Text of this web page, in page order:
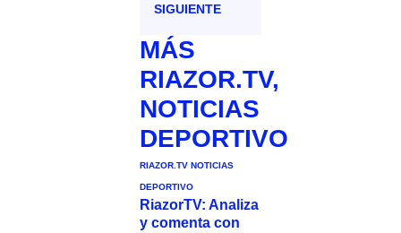
SIGUIENTE
MÁS
RIAZOR.TV,
NOTICIAS
DEPORTIVO
RIAZOR.TV NOTICIAS
DEPORTIVO
RiazorTV: Analiza
y comenta con